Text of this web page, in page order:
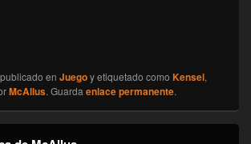
en Juegoy etiquetado como Kensei,
McAllus. Guarda enlace permanente.